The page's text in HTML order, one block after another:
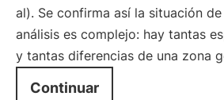
al). Se confirma así la situación
análisis es complejo: hay tantas
y tantas diferencias de una zona
Continuar